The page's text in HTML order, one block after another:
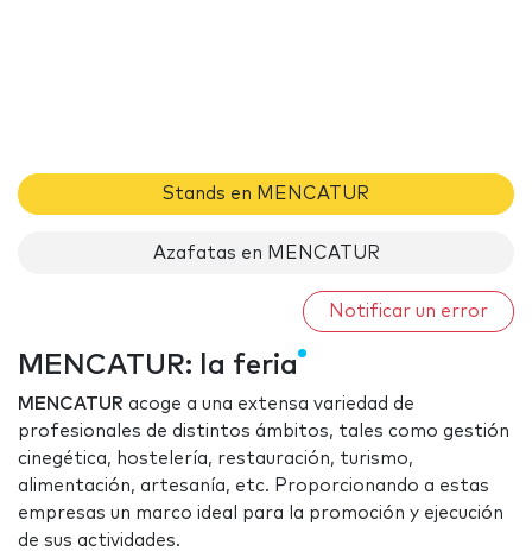
Stands en MENCATUR
Azafatas en MENCATUR
Notificar un error
MENCATUR: la feria
MENCATUR acoge a una extensa variedad de
profesionales de distintos ámbitos, tales como gestión
cinegética, hostelería, restauración, turismo,
alimentación, artesanía, etc. Proporcionando a estas
empresas un marco ideal para la promoción y ejecución
de sus actividades.